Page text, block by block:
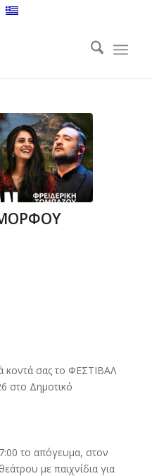
σας το ΦΕΣΤΙΒΑΛ
στο Δημοτικό
το απόγευμα, στον
με παιχνίδια για